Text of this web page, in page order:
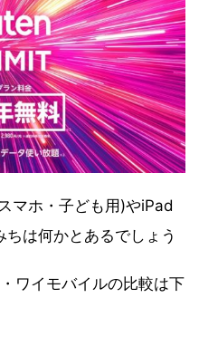
マホ・子ども用)やiPad
は何かとあるでしょう
ワイモバイルの比較は下